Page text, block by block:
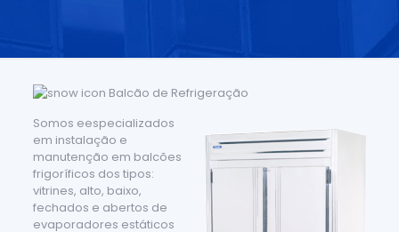
Balcão de Refrigeração
Somos eespecializados
em instalação e
manutenção em balcões
frigoríficos dos tipos:
vitrines, alto, baixo,
fechados e abertos de
evaporadores estáticos